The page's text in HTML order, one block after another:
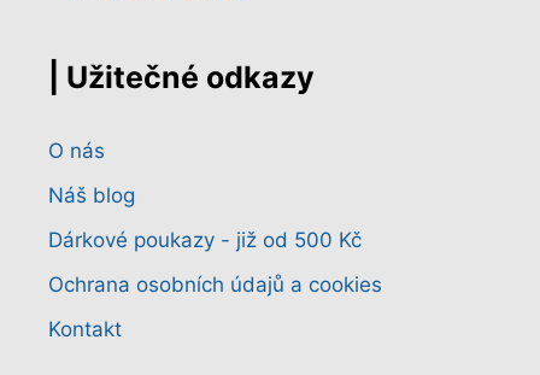
| Užitečné odkazy
O nás
Náš blog
Dárkové poukazy - již od 500 Kč
Ochrana osobních údajů a cookies
Kontakt